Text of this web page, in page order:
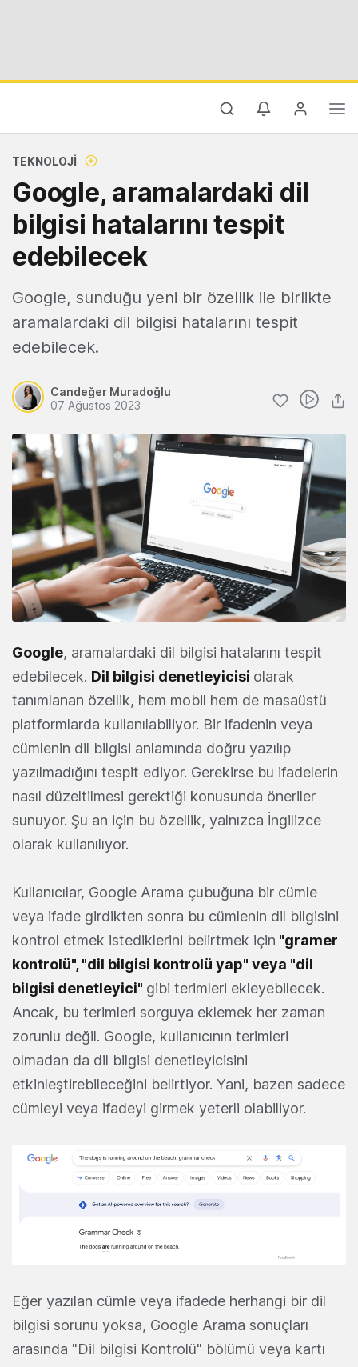
TEKNOLOJI
Google, aramalardaki dil
bilgisi hatalarını tespit
edebilecek
Google, sunduğu yeni bir özellik ile birlikte
aramalardaki dil bilgisi hatalarını tespit
edebilecek.
Candeğer Muradoğlu
07 Ağustos 2023
Google, aramalardaki dil bilgisi hatalarını tespit
edebilecek. Dil bilgisi denetleyicisi olarak
tanımlanan özellik, hem mobil hem de masaüstü
platformlarda kullanılabiliyor. Bir ifadenin veya
cümlenin dil bilgisi anlamında doğru yazılıp
yazılmadığını tespit ediyor. Gerekirse bu ifadelerin
nasıl düzeltilmesi gerektiği konusunda öneriler
sunuyor. Şu an için bu özellik, yalnızca İngilizce
olarak kullanılıyor.
Kullanıcılar, Google Arama çubuğuna bir cümle
veya ifade girdikten sonra bu cümlenin dil bilgisini
kontrol etmek istediklerini belirtmek için "gramer
kontrolü", "dil bilgisi kontrolü yap" veya "dil
bilgisi denetleyici" gibi terimleri ekleyebilecek.
Ancak, bu terimleri sorguya eklemek her zaman
zorunlu değil. Google, kullanıcının terimleri
olmadan da dil bilgisi denetleyicisini
etkinleştirebileceğini belirtiyor. Yani, bazen sadece
cümleyi veya ifadeyi girmek yeterli olabiliyor.
Eğer yazılan cümle veya ifadede herhangi bir dil
bilgisi sorunu yoksa, Google Arama sonuçları
arasında "Dil bilgisi Kontrolü" bölümü veya kartı